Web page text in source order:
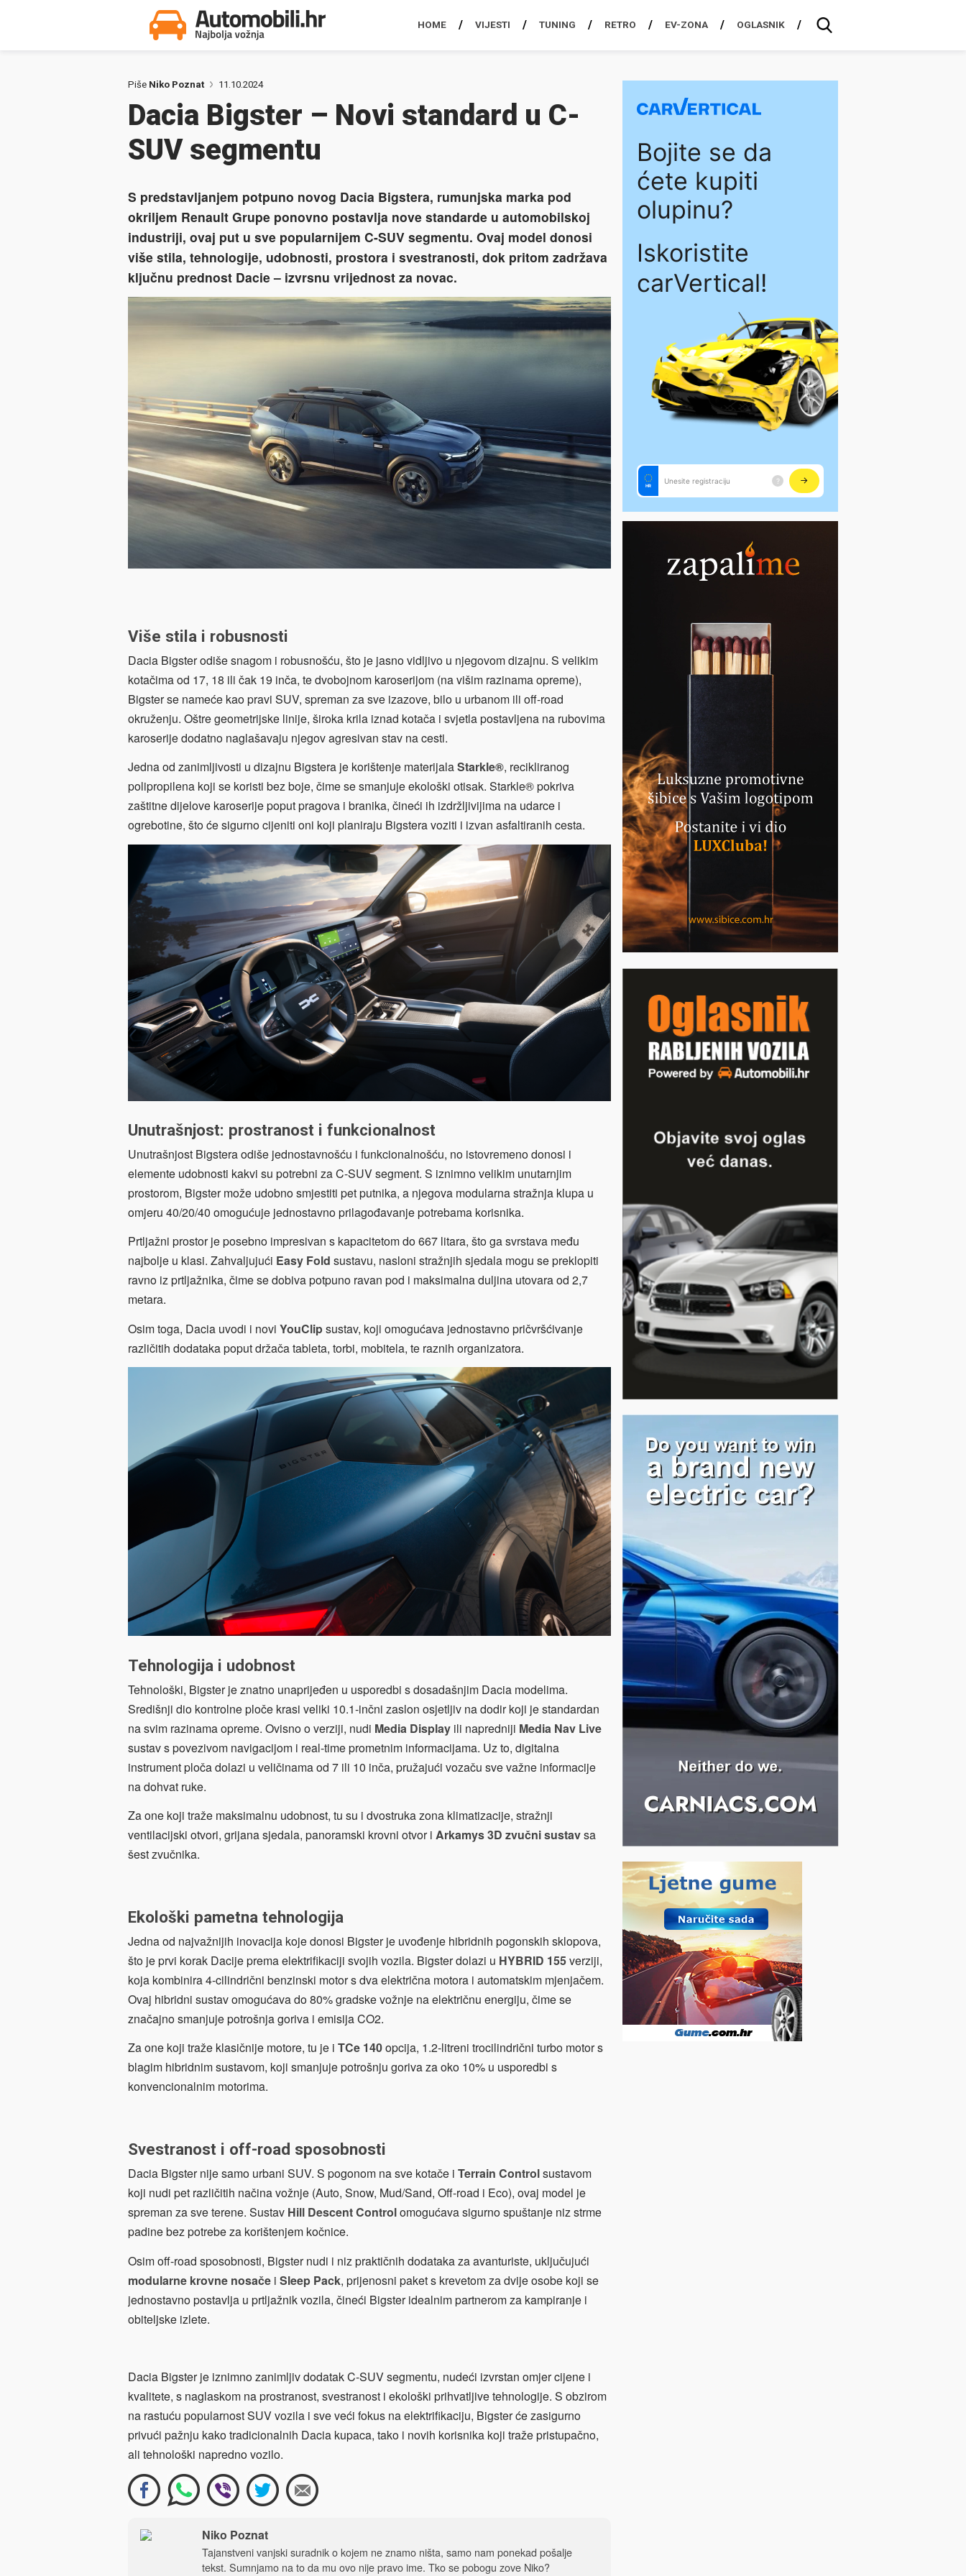
HOME VIJESTI TUNING RETRO EV-ZONA OGLASNIK
Piše Niko Poznat 11.10.2024
Dacia Bigster – Novi standard u C-
SUV segmentu
S predstavljanjem potpuno novog Dacia Bigstera, rumunjska marka pod
okriljem Renault Grupe ponovno postavlja nove standarde u automobilskoj
industriji, ovaj put u sve popularnijem C-SUV segmentu. Ovaj model donosi
više stila, tehnologije, udobnosti, prostora i svestranosti, dok pritom zadržava
ključnu prednost Dacie – izvrsnu vrijednost za novac.
Više stila i robusnosti
Dacia Bigster odiše snagom i robusnošću, što je jasno vidljivo u njegovom dizajnu. S velikim
kotačima od 17, 18 ili čak 19 inča, te dvobojnom karoserijom (na višim razinama opreme),
Bigster se nameće kao pravi SUV, spreman za sve izazove, bilo u urbanom ili off-road
okruženju. Oštre geometrijske linije, široka krila iznad kotača i svjetla postavljena na rubovima
karoserije dodatno naglašavaju njegov agresivan stav na cesti.
Jedna od zanimljivosti u dizajnu Bigstera je korištenje materijalaStarkle®, recikliranog
polipropilena koji se koristi bez boje, čime se smanjuje ekološki otisak. Starkle® pokriva
zaštitne dijelove karoserije poput pragova i branika, čineći ih izdržljivijima na udarce i
ogrebotine, što će sigurno cijeniti oni koji planiraju Bigstera voziti i izvan asfaltiranih cesta.
Unutrašnjost: prostranost i funkcionalnost
Unutrašnjost Bigstera odiše jednostavnošću i funkcionalnošću, no istovremeno donosi i
elemente udobnosti kakvi su potrebni za C-SUV segment. S iznimno velikim unutarnjim
prostorom, Bigster može udobno smjestiti pet putnika, a njegova modularna stražnja klupa u
omjeru 40/20/40 omogućuje jednostavno prilagođavanje potrebama korisnika.
Prtljažni prostor je posebno impresivan s kapacitetom do 667 litara, što ga svrstava među
najbolje u klasi. Zahvaljujući Easy Fold sustavu, nasloni stražnjih sjedala mogu se preklopiti
ravno iz prtljažnika, čime se dobiva potpuno ravan pod i maksimalna duljina utovara od 2,7
metara.
Osim toga, Dacia uvodi i novi YouClipsustav, koji omogućava jednostavno pričvršćivanje
različitih dodataka poput držača tableta, torbi, mobitela, te raznih organizatora.
Tehnologija i udobnost
Tehnološki, Bigster je znatno unaprijeđen u usporedbi s dosadašnjim Dacia modelima.
Središnji dio kontrolne ploče krasi veliki 10.1-inčni zaslon osjetljiv na dodir koji je standardan
na svim razinama opreme. Ovisno o verziji, nudi Media Display ili napredniji Media Nav Live
sustav s povezivom navigacijom i real-time prometnim informacijama. Uz to, digitalna
instrument ploča dolazi u veličinama od 7 ili 10 inča, pružajući vozaču sve važne informacije
na dohvat ruke.
Za one koji traže maksimalnu udobnost, tu su i dvostruka zona klimatizacije, stražnji
ventilacijski otvori, grijana sjedala, panoramski krovni otvor i Arkamys 3D zvučni sustavsa
šest zvučnika.
Ekološki pametna tehnologija
Jedna od najvažnijih inovacija koje donosi Bigster je uvođenje hibridnih pogonskih sklopova,
što je prvi korak Dacije prema elektrifikaciji svojih vozila. Bigster dolazi u HYBRID 155verziji,
koja kombinira 4-cilindrični benzinski motor s dva električna motora i automatskim mjenjačem.
Ovaj hibridni sustav omogućava do 80% gradske vožnje na električnu energiju, čime se
značajno smanjuje potrošnja goriva i emisija CO2.
Za one koji traže klasičnije motore, tu je i TCe 140opcija, 1.2-litreni trocilindrični turbo motor s
blagim hibridnim sustavom, koji smanjuje potrošnju goriva za oko 10% u usporedbi s
konvencionalnim motorima.
Svestranost i off-road sposobnosti
Dacia Bigster nije samo urbani SUV. S pogonom na sve kotače i Terrain Controlsustavom
koji nudi pet različitih načina vožnje (Auto, Snow, Mud/Sand, Off-road i Eco), ovaj model je
spreman za sve terene. Sustav Hill Descent Controlomogućava sigurno spuštanje niz strme
padine bez potrebe za korištenjem kočnice.
Osim off-road sposobnosti, Bigster nudi i niz praktičnih dodataka za avanturiste, uključujući
modularne krovne nosače i Sleep Pack, prijenosni paket s krevetom za dvije osobe koji se
jednostavno postavlja u prtljažnik vozila, čineći Bigster idealnim partnerom za kampiranje i
obiteljske izlete.
Dacia Bigster je iznimno zanimljiv dodatak C-SUV segmentu, nudeći izvrstan omjer cijene i
kvalitete, s naglaskom na prostranost, svestranost i ekološki prihvatljive tehnologije. S obzirom
na rastuću popularnost SUV vozila i sve veći fokus na elektrifikaciju, Bigster će zasigurno
privući pažnju kako tradicionalnih Dacia kupaca, tako i novih korisnika koji traže pristupačno,
ali tehnološki napredno vozilo.
Niko Poznat
Tajanstveni vanjski suradnik o kojem ne znamo ništa, samo nam ponekad pošalje
tekst. Sumnjamo na to da mu ovo nije pravo ime. Tko se pobogu zove Niko?